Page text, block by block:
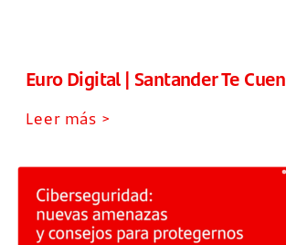
Euro Digital | Santander Te
Leer más >